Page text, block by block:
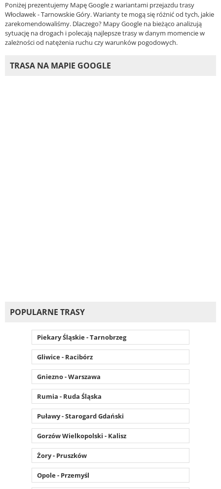
Poniżej prezentujemy Mapę Google z wariantami przejazdu trasy
Włocławek - Tarnowskie Góry. Warianty te mogą się różnić od tych, jakie
zarekomendowaliśmy. Dlaczego? Mapy Google na bieżąco analizują
sytuację na drogach i polecają najlepsze trasy w danym momencie w
zależności od natężenia ruchu czy warunków pogodowych.
TRASA NA MAPIE GOOGLE
POPULARNE TRASY
Piekary Śląskie - Tarnobrzeg
Gliwice - Racibórz
Gniezno - Warszawa
Rumia - Ruda Śląska
Puławy - Starogard Gdański
Gorzów Wielkopolski - Kalisz
Żory - Pruszków
Opole - Przemyśl